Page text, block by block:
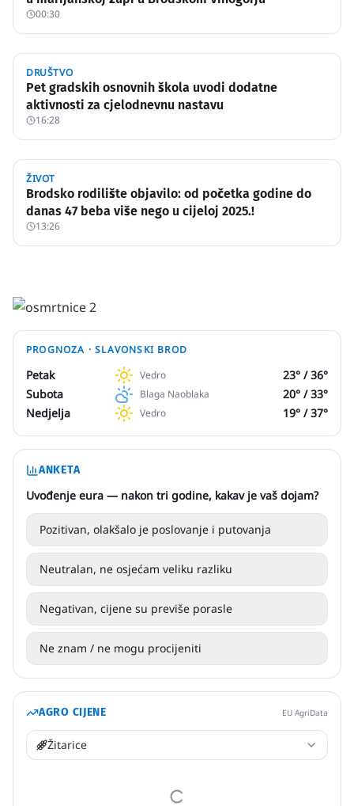
00:30
DRUŠTVO
Pet gradskih osnovnih škola uvodi dodatne
aktivnosti za cjelodnevnu nastavu
16:28
ŽIVOT
Brodsko rodilište objavilo: od početka godine do
danas 47 beba više nego u cijeloj 2025.!
13:26
PROGNOZA ·SLAVONSKI BROD
Petak Vedro 23° /36°
Subota
Blaga Naoblaka 20° /33°
Nedjelja
Vedro 19° /37°
ANKETA
Uvođenje eura — nakon tri godine, kakav je vaš dojam?
Pozitivan, olakšalo je poslovanje i putovanja
Neutralan, ne osjećam veliku razliku
Negativan, cijene su previše porasle
Ne znam / ne mogu procijeniti
AGRO CIJENE EU AgriData
Žitarice